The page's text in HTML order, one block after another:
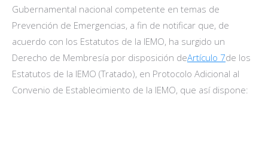
Gubernamental nacional competente en temas de
Prevención de Emergencias, a fin de notificar que, de
acuerdo con los Estatutos de la IEMO, ha surgido un
Derecho de Membresía por disposición deArtículo 7de los
Estatutos de la IEMO (Tratado), en Protocolo Adicional al
Convenio de Establecimiento de la IEMO, que así dispone: